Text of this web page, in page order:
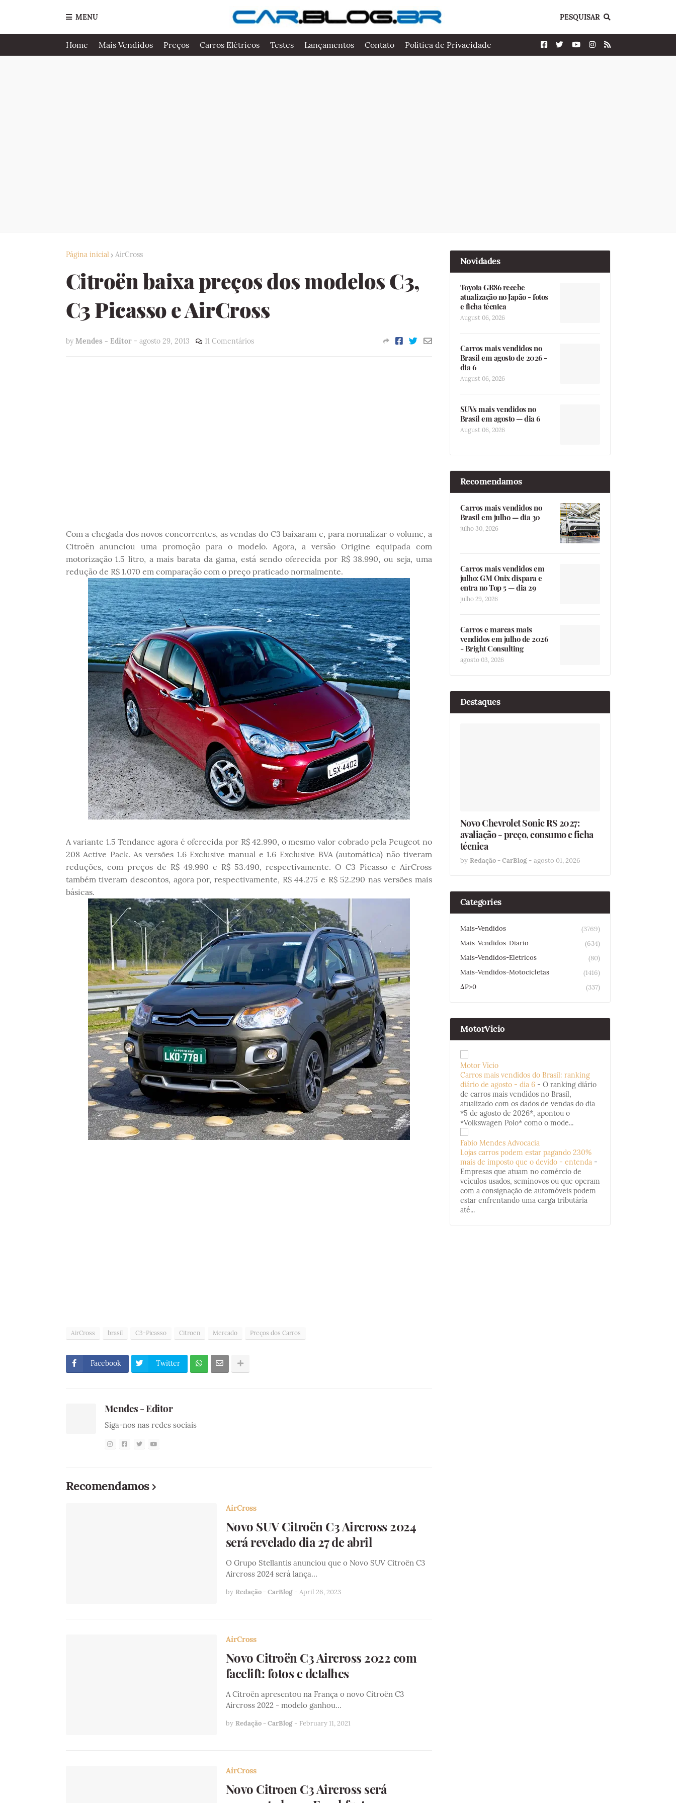
MENU PESQUISAR
Home Mais Vendidos Preços Carros Elétricos Testes Lançamentos Contato Politica de Privacidade
Página inicial AirCross
Citroën baixa preços dos modelos C3,
C3 Picasso e AirCross
by Mendes - Editor - agosto 29, 2013 11 Comentários
Com a chegada dos novos concorrentes, as vendas do C3 baixaram e, para normalizar o volume, a
Citroën anunciou uma promoção para o modelo. Agora, a versão Origine equipada com
motorização 1.5 litro, a mais barata da gama, está sendo oferecida por R$ 38.990, ou seja, uma
redução de R$ 1.070 em comparação com o preço praticado normalmente.
A variante 1.5 Tendance agora é oferecida por R$ 42.990, o mesmo valor cobrado pela Peugeot no
208 Active Pack. As versões 1.6 Exclusive manual e 1.6 Exclusive BVA (automática) não tiveram
reduções, com preços de R$ 49.990 e R$ 53.490, respectivamente. O C3 Picasso e AirCross
também tiveram descontos, agora por, respectivamente, R$ 44.275 e R$ 52.290 nas versões mais
básicas.
AirCross brasil C3-Picasso Citroen Mercado Preços dos Carros
Facebook Twitter
Mendes - Editor
Siga-nos nas redes sociais
Recomendamos
AirCross
Novo SUV Citroën C3 Aircross 2024
será revelado dia 27 de abril
O Grupo Stellantis anunciou que o Novo SUV Citroën C3
Aircross 2024 será lança…
by Redação - CarBlog - April 26, 2023
AirCross
Novo Citroën C3 Aircross 2022 com
facelift: fotos e detalhes
A Citroën apresentou na França o novo Citroën C3
Aircross 2022 - modelo ganhou…
by Redação - CarBlog - February 11, 2021
AirCross
Novo Citroen C3 Aircross será
Novidades
Toyota GR86 recebe
atualização no Japão - fotos
e ficha técnica
August 06, 2026
Carros mais vendidos no
Brasil em agosto de 2026 -
dia 6
August 06, 2026
SUVs mais vendidos no
Brasil em agosto — dia 6
August 06, 2026
Recomendamos
Carros mais vendidos no
Brasil em julho — dia 30
julho 30, 2026
Carros mais vendidos em
julho: GM Onix dispara e
entra no Top 5 — dia 29
julho 29, 2026
Carros e marcas mais
vendidos em julho de 2026
- Bright Consulting
agosto 03, 2026
Destaques
Novo Chevrolet Sonic RS 2027:
avaliação - preço, consumo e ficha
técnica
by Redação - CarBlog - agosto 01, 2026
Categories
Mais-Vendidos
(3769)
Mais-Vendidos-Diario
(634)
Mais-Vendidos-Eletricos
(80)
Mais-Vendidos-Motocicletas
(1416)
ΔP>0
(337)
MotorVicio
Motor Vício
Carros mais vendidos do Brasil: ranking
diário de agosto - dia 6 - O ranking diário
de carros mais vendidos no Brasil,
atualizado com os dados de vendas do dia
*5 de agosto de 2026*, apontou o
*Volkswagen Polo* como o mode...
Fabio Mendes Advocacia
Lojas carros podem estar pagando 230%
mais de imposto que o devido - entenda -
Empresas que atuam no comércio de
veículos usados, seminovos ou que operam
com a consignação de automóveis podem
estar enfrentando uma carga tributária
até...